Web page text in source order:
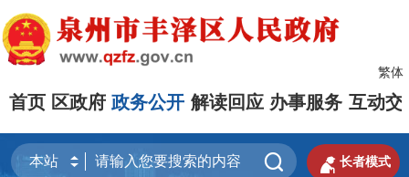
繁体
首页 区政府 政务公开 解读回应 办事服务 互动交
  长者模式